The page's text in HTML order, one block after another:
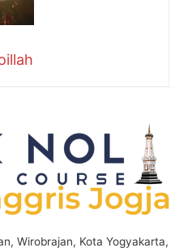
Wirobrajan, Kota Yogyakarta,